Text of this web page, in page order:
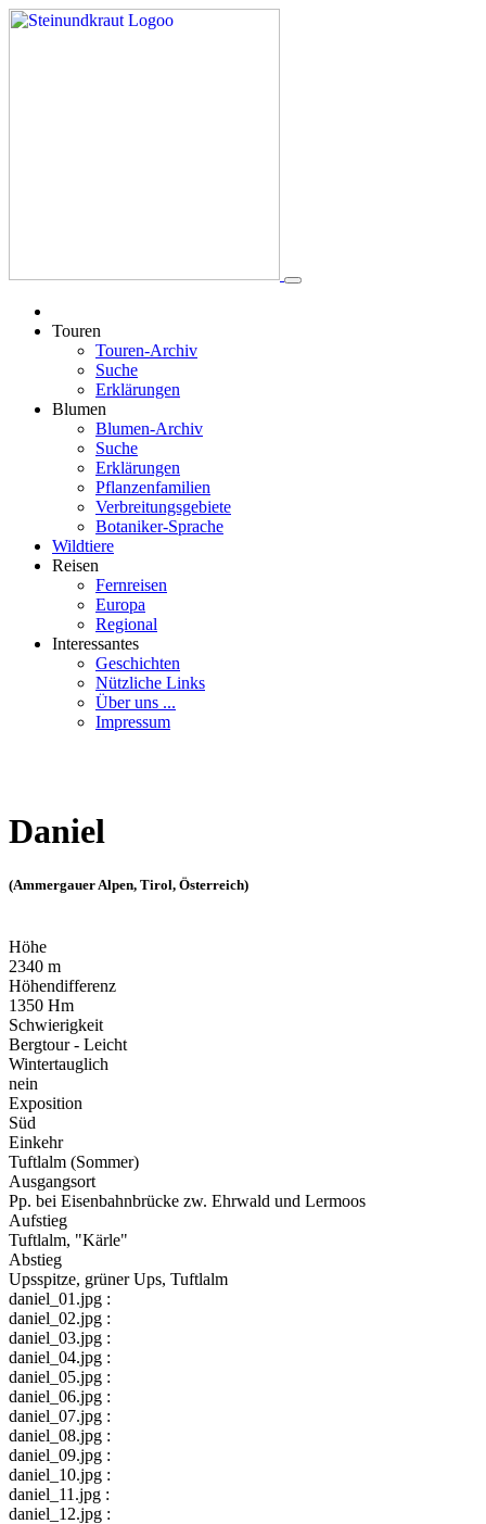
Touren
Touren-Archiv
Suche
Erklärungen
Blumen
Blumen-Archiv
Suche
Erklärungen
Pflanzenfamilien
Verbreitungsgebiete
Botaniker-Sprache
Wildtiere
Reisen
Fernreisen
Europa
Regional
Interessantes
Geschichten
Nützliche Links
Über uns ...
Impressum
Daniel
(Ammergauer Alpen, Tirol, Österreich)
Höhe
2340 m
Höhendifferenz
1350 Hm
Schwierigkeit
Bergtour - Leicht
Wintertauglich
nein
Exposition
Süd
Einkehr
Tuftlalm (Sommer)
Ausgangsort
Pp. bei Eisenbahnbrücke zw. Ehrwald und Lermoos
Aufstieg
Tuftlalm, "Kärle"
Abstieg
Upsspitze, grüner Ups, Tuftlalm
daniel_01.jpg :
daniel_02.jpg :
daniel_03.jpg :
daniel_04.jpg :
daniel_05.jpg :
daniel_06.jpg :
daniel_07.jpg :
daniel_08.jpg :
daniel_09.jpg :
daniel_10.jpg :
daniel_11.jpg :
daniel_12.jpg :